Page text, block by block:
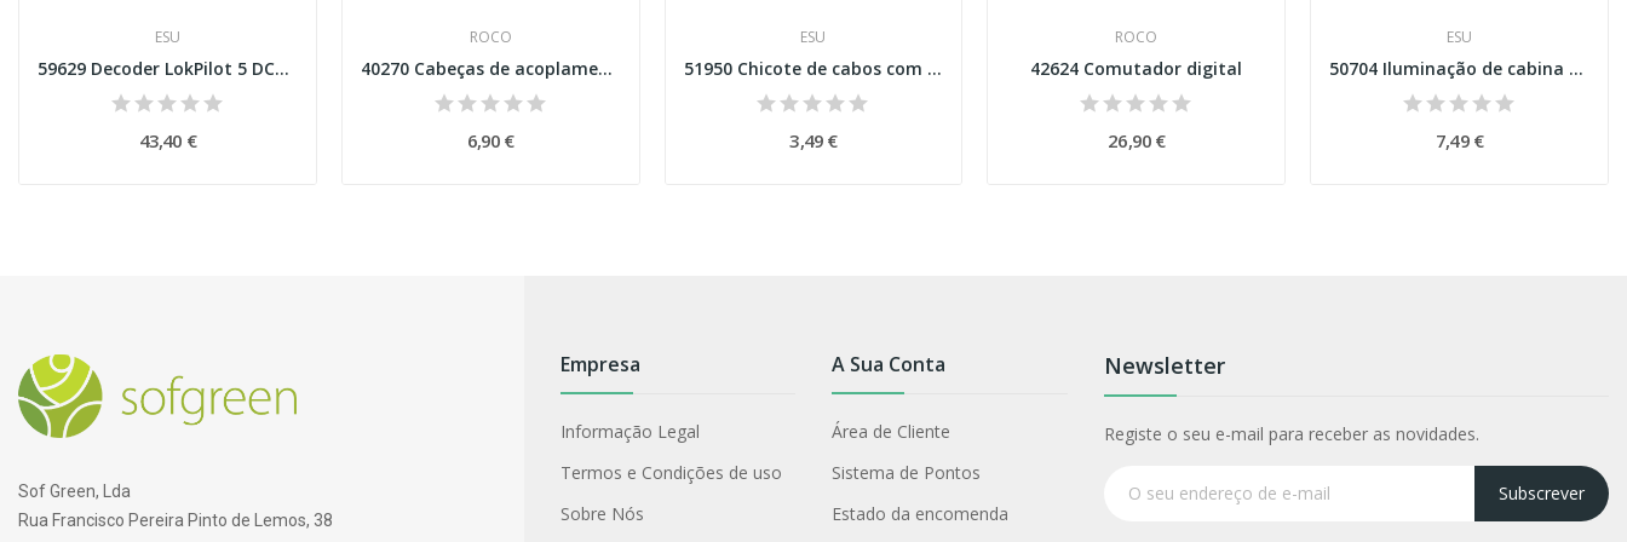
ESU
59629 Decoder LokPilot 5 DCC 21MTC NEM660
43,40 €
ROCO
40270 Cabeças de acoplamento direto com guia de...
6,90 €
ESU
51950 Chicote de cabos com plugue de 8 pinos,...
3,49 €
ROCO
42624 Comutador digital
26,90 €
ESU
50704 Iluminação de cabina em Led branco...
7,49 €
Sof Green, Lda
Rua Francisco Pereira Pinto de Lemos, 38
Empresa
Informação Legal
Termos e Condições de uso
Sobre Nós
A Sua Conta
Área de Cliente
Sistema de Pontos
Estado da encomenda
Newsletter
Registe o seu e-mail para receber as novidades.
Subscrever